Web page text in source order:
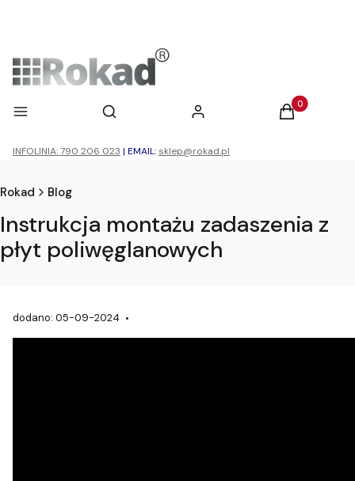
Menu Otwórz wyszukiwarkę
Szukaj Zaloguj się Produkty w
Koszyk
INFOLINIA: 790 206 023 | EMAIL: sklep@rokad.pl
Rokad Blog
Instrukcja montażu zadaszenia z
płyt poliwęglanowych
dodano: 05-09-2024